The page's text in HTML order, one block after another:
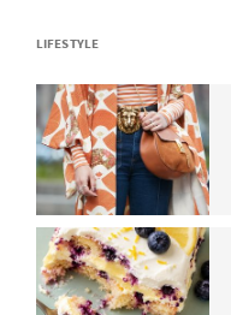
LIFESTYLE